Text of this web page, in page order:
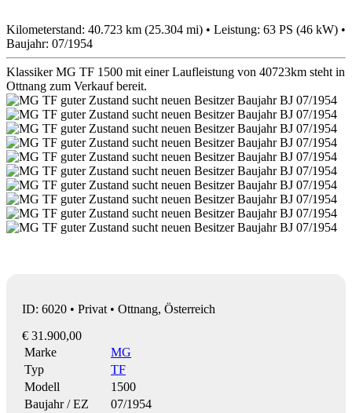
Kilometerstand: 40.723 km (25.304 mi) • Leistung: 63 PS (46 kW) •
Baujahr: 07/1954
Klassiker MG TF 1500 mit einer Laufleistung von 40723km steht in
Ottnang zum Verkauf bereit.
ID: 6020 • Privat • Ottnang, Österreich
€ 31.900,00
Marke
MG
Typ
TF
Modell
1500
Baujahr / EZ
07/1954